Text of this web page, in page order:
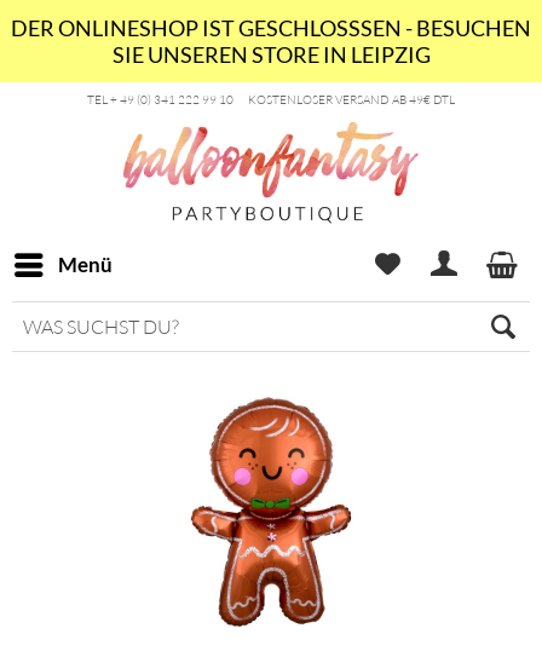
DER ONLINESHOP IST GESCHLOSSSEN - BESUCHEN
SIE UNSEREN STORE IN LEIPZIG
TEL + 49 (0) 341 222 99 10 KOSTENLOSER VERSAND AB 49€ DTL
Menü